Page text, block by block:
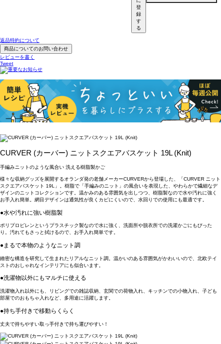
登
録
す
る
返品特約について
商品についてのお問い合わせ
レビューを書く
Tweet
CURVER (カーバー) ニットスクエアバスケット 19L (Knit)
手編みニットのような風合い 洗える樹脂製かご
様々な収納グッズを展開するオランダ発の老舗メーカーCURVERから登場した、「CURVER ニット
スクエアバスケット 19L」。樹脂で「手編みのニット」の風合いを表現した、やわらかで繊細なデ
ザインのニットコレクションです。温かみのある雰囲気を出しつつ、樹脂製なので水や汚れに強く
お手入れ簡単。網目デザインは通気性が良くカビにくいので、水回りでの使用にも最適です。
●水や汚れに強い樹脂製
ポリプロピレンというプラスチック製なので水に強く、洗面所や脱衣所での洗濯かごにもぴった
り。汚れてもさっと拭けるので、お手入れ簡単です。
●まるで本物のようなニット調
緻密な構造を研究して生まれたリアルなニット調。温かいのある雰囲気がかわいいので、北欧テイ
ストのおしゃれなインテリアにも似合います。
●洗濯物以外にもマルチに使える
洗濯物入れ以外にも、リビングでの雑誌収納、玄関での荷物入れ、キッチンでの小物入れ、子ども
部屋でのおもちゃ入れなど、多用途に活躍します。
●持ち手付きで移動らくらく
丈夫で持ちやすい取っ手付きで持ち運びやすい！